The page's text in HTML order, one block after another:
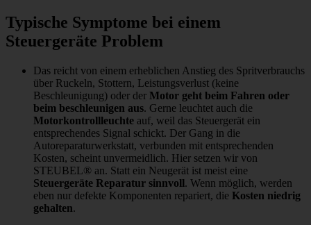
Typische Symptome bei einem
Steuergeräte Problem
Das reicht von einem erheblichen Anstieg des Spritverbrauchs
über Ruckeln, Stottern, Leistungsverlust (keine
Beschleunigung) oder der Motor geht beim Fahren oder
beim beschleunigen aus. Gerne leuchtet auch die
Motorkontrollleuchte auf, weil das Steuergerät ein
entsprechendes Signal schickt. Der Gang in die
Autoreparaturwerkstatt, verbunden mit entsprechenden
Kosten, scheint unvermeidlich. Hier setzen wir von
STEUBEL® an. Statt ein Neugerät ist meist eine
Steuergeräte Reparatur sinnvoll. Wenn möglich, werden
eben nur defekte Komponenten repariert, die Kosten niedrig
gehalten.